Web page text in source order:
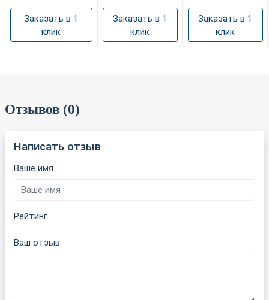
Заказать в 1
клик
Заказать в 1
клик
Заказать в 1
клик
Отзывов (0)
Написать отзыв
Ваше имя
Рейтинг
Ваш отзыв